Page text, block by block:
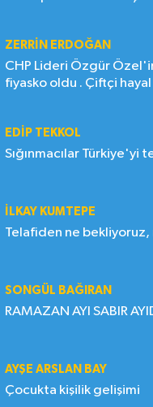
ZERRIN ERDOĞAN
CHP Lideri Özgür
fiyasko oldu . Çiftçi hayal
EDIP TEKKOL
Sığınmacılar Türkiye'yi
İLKAY KUMTEPE
Telafiden ne bekliyoruz,
SONGÜL BAĞIRAN
RAMAZAN AYI SABIR
AYŞE ARSLAN BAY
Çocukta kişilik gelişimi